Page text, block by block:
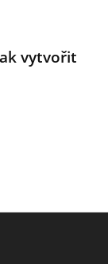
vytvořit